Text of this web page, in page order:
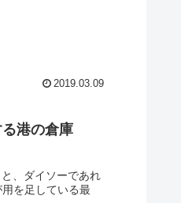
2019.03.09
港の倉庫
、ダイソーであれ
を足している最